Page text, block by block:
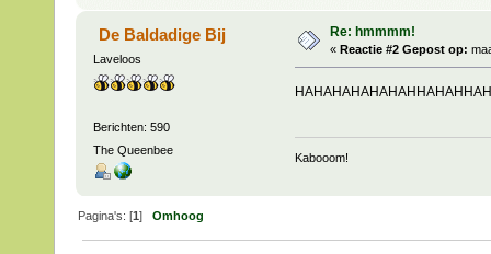
De Baldadige Bij
Laveloos
Berichten: 590
The Queenbee
Re: hmmmm!
« Reactie #2 Gepost op:
Kabooom!
Pagina's: [1]Omhoog